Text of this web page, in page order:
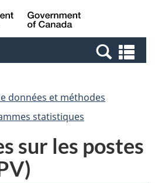
Passer
au
Passer
à
Canada
et
données et méthodes
statistiques
sur les postes